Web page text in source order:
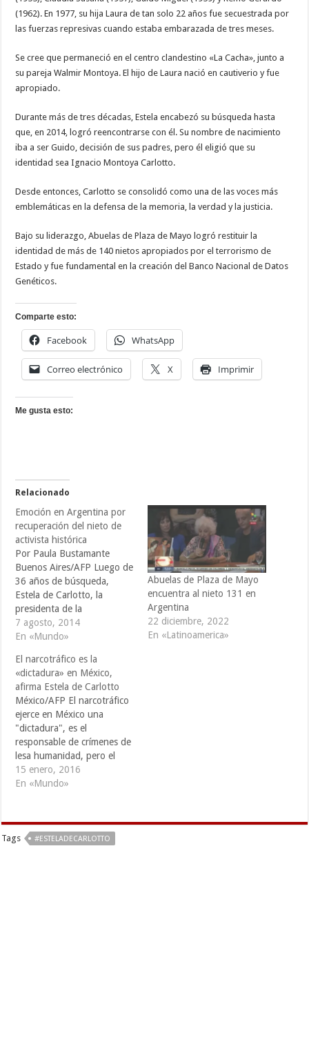
(1962). En 1977, su hija Laura de tan solo 22 años fue secuestrada por
las fuerzas represivas cuando estaba embarazada de tres meses.
Se cree que permaneció en el centro clandestino «La Cacha», junto a
su pareja Walmir Montoya. El hijo de Laura nació en cautiverio y fue
apropiado.
Durante más de tres décadas, Estela encabezó su búsqueda hasta
que, en 2014, logró reencontrarse con él. Su nombre de nacimiento
iba a ser Guido, decisión de sus padres, pero él eligió que su
identidad sea Ignacio Montoya Carlotto.
Desde entonces, Carlotto se consolidó como una de las voces más
emblemáticas en la defensa de la memoria, la verdad y la justicia.
Bajo su liderazgo, Abuelas de Plaza de Mayo logró restituir la
identidad de más de 140 nietos apropiados por el terrorismo de
Estado y fue fundamental en la creación del Banco Nacional de Datos
Genéticos.
Comparte esto:
Facebook WhatsApp
Correo electrónico X Imprimir
Me gusta esto:
Relacionado
Emoción en Argentina por
recuperación del nieto de
activista histórica
Por Paula Bustamante
Buenos Aires/AFP Luego de
36 años de búsqueda,
Estela de Carlotto, la
presidenta de la
organización humanitaria
argentina Abuelas de Plaza
Guido, un hombre con
dudas sobre su origen que
se sometió voluntariamente
a las pruebas de ADN que
probaron que era su…
7 agosto, 2014
En «Mundo»
Abuelas de Plaza de Mayo
encuentra al nieto 131 en
Argentina
22 diciembre, 2022
En «Latinoamerica»
El narcotráfico es la
«dictadura» en México,
afirma Estela de Carlotto
México/AFP El narcotráfico
ejerce en México una
"dictadura", es el
responsable de crímenes de
lesa humanidad, pero el
Estado mexicano es
responsable de tolerar a
Carlotto, presidenta de las
Abuelas de Plaza de Mayo.
15 enero, 2016
En «Mundo»
Tags #ESTELADECARLOTTO